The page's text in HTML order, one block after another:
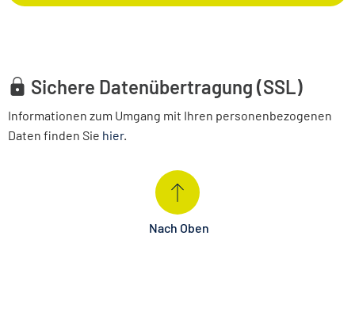
Sichere Datenübertragung (SSL)
Informationen zum Umgang mit Ihren personenbezogenen
Daten finden Sie hier.
Nach Oben